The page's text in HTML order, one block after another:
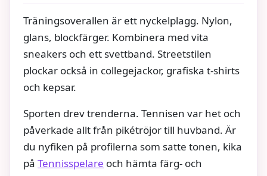
Träningsoverallen är ett nyckelplagg. Nylon,
glans, blockfärger. Kombinera med vita
sneakers och ett svettband. Streetstilen
plockar också in collegejackor, grafiska t-shirts
och kepsar.
Sporten drev trenderna. Tennisen var het och
påverkade allt från pikétröjor till huvband. Är
du nyfiken på profilerna som satte tonen, kika
på Tennisspelare och hämta färg- och